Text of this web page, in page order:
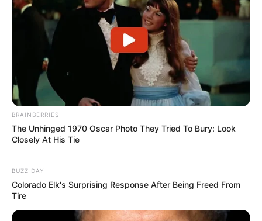
BRAINBERRIES
The Unhinged 1970 Oscar Photo They Tried To Bury: Look
Closely At His Tie
BUZZ DAY
Colorado Elk's Surprising Response After Being Freed From
Tire